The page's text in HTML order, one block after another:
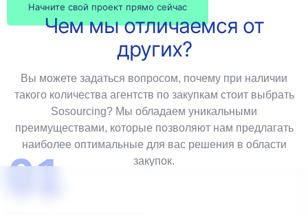
Начните свой проект прямо сейчас
Чем мы отличаемся от
других?
Вы можете задаться вопросом, почему при наличии
такого количества агентств по закупкам стоит выбрать
Sosourcing? Мы обладаем уникальными
преимуществами, которые позволяют нам предлагать
наиболее оптимальные для вас решения в области
закупок.
01